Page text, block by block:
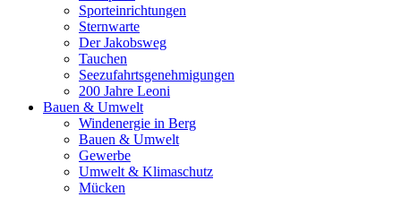
Sporteinrichtungen
Sternwarte
Der Jakobsweg
Tauchen
Seezufahrtsgenehmigungen
200 Jahre Leoni
Bauen & Umwelt
Windenergie in Berg
Bauen & Umwelt
Gewerbe
Umwelt & Klimaschutz
Mücken